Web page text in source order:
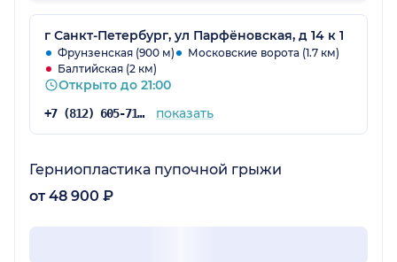
г Санкт-Петербург, ул Парфёновская, д 14 к 1
Фрунзенская (900 м)
Московские ворота (1.7 км)
Балтийская (2 км)
Открыто до 21:00
+7 (812) 605-71-43 показать
Герниопластика пупочной грыжи
от 48 900 ₽